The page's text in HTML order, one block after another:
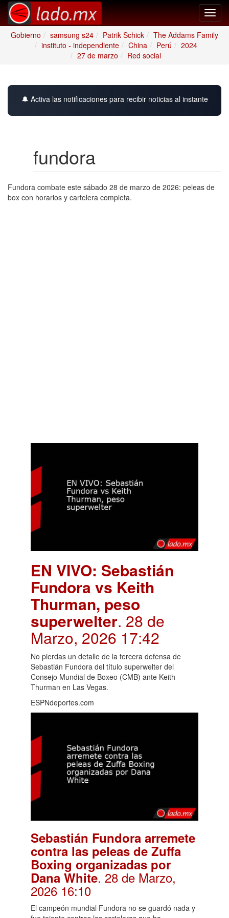
Gobierno
samsung s24 Patrik Schick
The Addams Family
instituto - independiente
China Perú
2024
27 de marzo
Red social
🔔 Activa las notificaciones para recibir noticias al instante
fundora
Fundora combate este sábado 28 de marzo de 2026: peleas de
box con horarios y cartelera completa.
EN VIVO: Sebastián
Fundora vs Keith
Thurman, peso
superwelter. 28 de
Marzo, 2026 17:42
No pierdas un detalle de la tercera defensa de
Sebastián Fundora del título superwelter del
Consejo Mundial de Boxeo (CMB) ante Keith
Thurman en Las Vegas.
ESPNdeportes.com
Sebastián Fundora arremete
contra las peleas de Zuffa
Boxing organizadas por
Dana White. 28 de Marzo,
2026 16:10
El campeón mundial Fundora no se guardó nada y